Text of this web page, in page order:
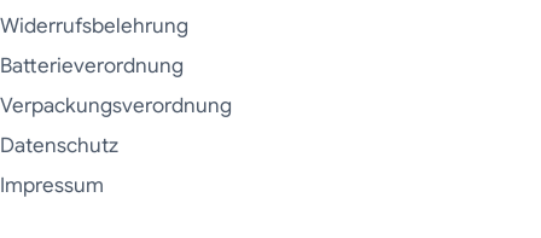
Widerrufsbelehrung
Batterieverordnung
Verpackungsverordnung
Datenschutz
Impressum